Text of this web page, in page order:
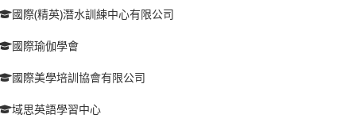
國際(精英)潛水訓練中心有限公司
國際瑜伽學會
國際美學培訓協會有限公司
域思英語學習中心